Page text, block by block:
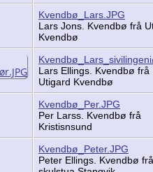
Kvendbø_Lars.JPG
Lars Jons. Kvendbø frå
Kvendbø
Lars Ellings. Kvendbø frå
Utigard Kvendbø
Kvendbø_Per.JPG
Per Larss. Kvendbø frå
Kristisnsund
Kvendbø_Peter.JPG
Peter Ellings. Kvendbø frå